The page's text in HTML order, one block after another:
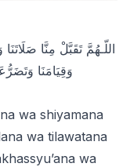
اللّـهُمَّ تَقَبَّلْ مِنَّا
وَقِيَامَنَا
wa shiyamana
wa tilawatana
wa